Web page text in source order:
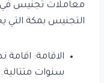
معاملات تجنيس في
التجنيس بمكة التي
سنوات متتالية.